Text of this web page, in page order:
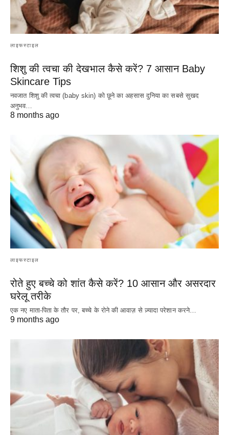
लाइफस्टाइल
शिशु की त्वचा की देखभाल कैसे करें? 7 आसान Baby
Skincare Tips
नवजात शिशु की त्वचा (baby skin) को छूने का अहसास दुनिया का सबसे सुखद
अनुभव…
8 months ago
लाइफस्टाइल
रोते हुए बच्चे को शांत कैसे करें? 10 आसान और असरदार
घरेलू तरीके
एक नए माता-पिता के तौर पर, बच्चे के रोने की आवाज़ से ज़्यादा परेशान करने…
9 months ago